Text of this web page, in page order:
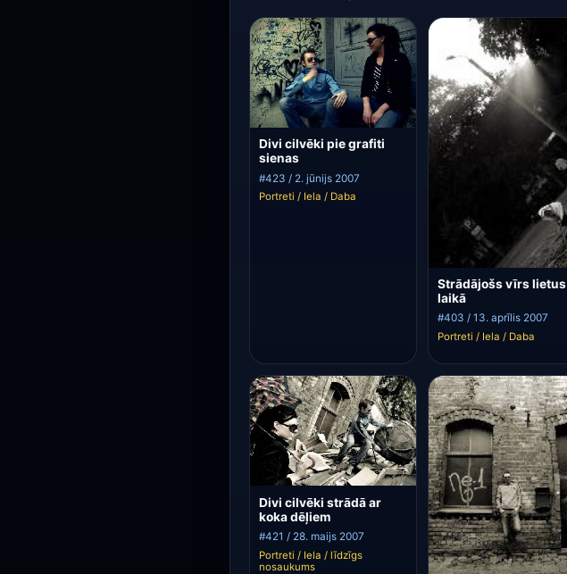
Divi cilvēki pie grafiti
sienas
#423 / 2. jūnijs 2007
Portreti / Iela / Daba
Strādājošs vīrs lietus
laikā
#403 / 13. aprīlis 2007
Portreti / Iela / Daba
Divi cilvēki strādā ar
koka dēļiem
#421 / 28. maijs 2007
Portreti / Iela / līdzīgs
nosaukums